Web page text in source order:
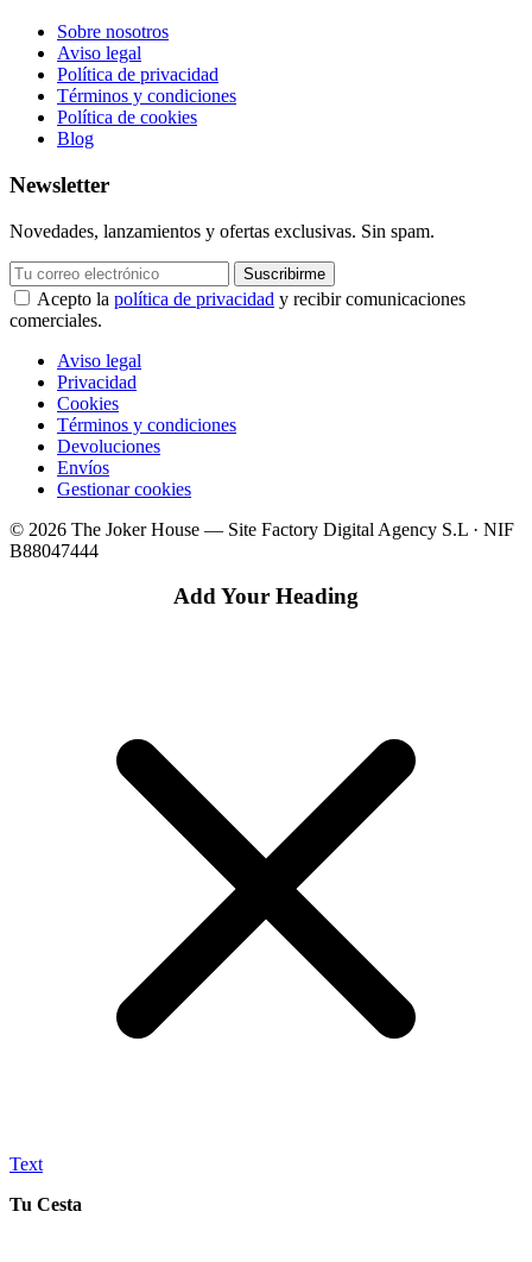
Sobre nosotros
Aviso legal
Política de privacidad
Términos y condiciones
Política de cookies
Blog
Newsletter
Novedades, lanzamientos y ofertas exclusivas. Sin spam.
Suscribirme
Acepto la política de privacidad y recibir comunicaciones
comerciales.
Aviso legal
Privacidad
Cookies
Términos y condiciones
Devoluciones
Envíos
Gestionar cookies
© 2026 The Joker House — Site Factory Digital Agency S.L · NIF
B88047444
Add Your Heading
Text
Tu Cesta